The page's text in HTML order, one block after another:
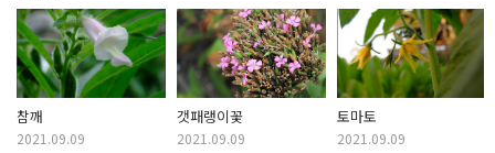
참깨
2021.09.09
갯패랭이꽃
2021.09.09
토마토
2021.09.09